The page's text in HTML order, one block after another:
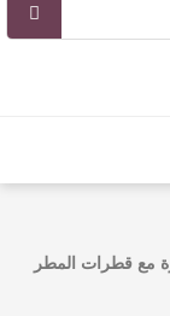
مع قطرات المطر